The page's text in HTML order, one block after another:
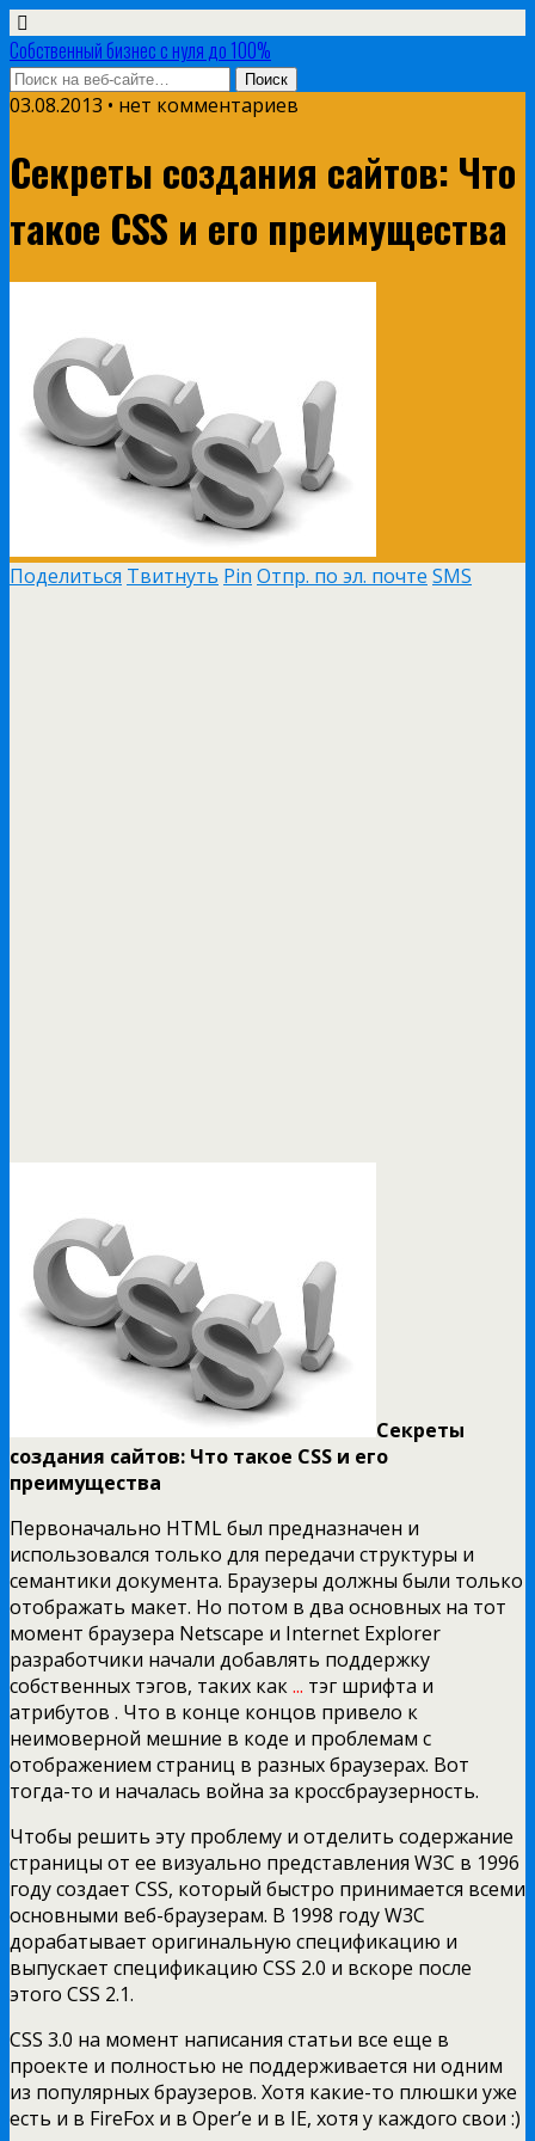
Собственный бизнес с нуля до 100%
03.08.2013 • нет комментариев
Секреты создания сайтов: Что
такое CSS и его преимущества
Поделиться Твитнуть Pin Отпр. по эл. почте SMS
Секреты
создания сайтов: Что такое CSS и его
преимущества
Первоначально HTML был предназначен и
использовался только для передачи структуры и
семантики документа. Браузеры должны были только
отображать макет. Но потом в два основных на тот
момент браузера Netscape и Internet Explorer
разработчики начали добавлять поддержку
собственных тэгов, таких как... тэг шрифта и
атрибутов . Что в конце концов привело к
неимоверной мешние в коде и проблемам с
отображением страниц в разных браузерах. Вот
тогда-то и началась война за кроссбраузерность.
Чтобы решить эту проблему и отделить содержание
страницы от ее визуально представления W3C в 1996
году создает CSS, который быстро принимается всеми
основными веб-браузерам. В 1998 году W3C
дорабатывает оригинальную спецификацию и
выпускает спецификацию CSS 2.0 и вскоре после
этого CSS 2.1.
CSS 3.0 на момент написания статьи все еще в
проекте и полностью не поддерживается ни одним
из популярных браузеров. Хотя какие-то плюшки уже
есть и в FireFox и в Oper’e и в IE, хотя у каждого свои :)